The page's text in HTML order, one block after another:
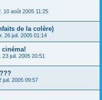
10 août 2005 11:25
de la colère)
26 juil. 2005 01:14
23 juil. 2005 20:51
juil. 2005 09:57